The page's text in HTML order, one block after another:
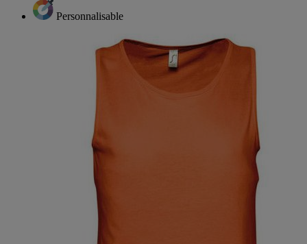
Personnalisable